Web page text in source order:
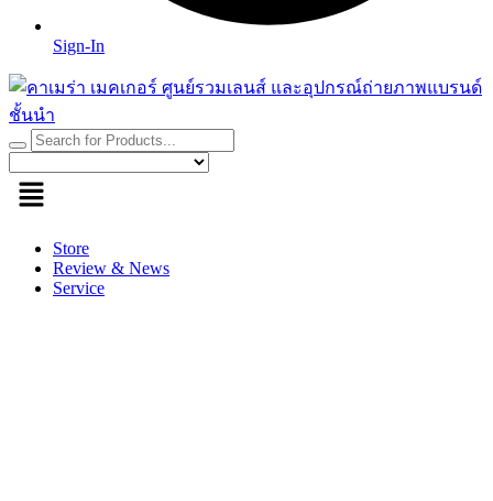
Sign-In
Store
Review & News
Service